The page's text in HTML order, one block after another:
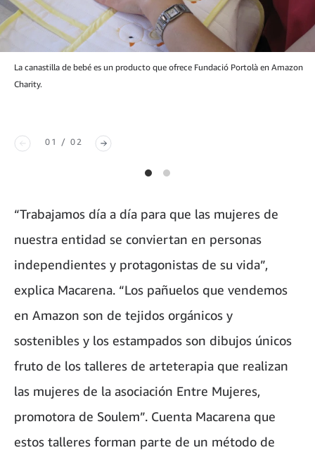
La canastilla de bebé es un producto que ofrece Fundació Portolà en Amazon
Charity.
01 / 02
“Trabajamos día a día para que las mujeres de
nuestra entidad se conviertan en personas
independientes y protagonistas de su vida”,
explica Macarena. “Los pañuelos que vendemos
en Amazon son de tejidos orgánicos y
sostenibles y los estampados son dibujos únicos
fruto de los talleres de arteterapia que realizan
las mujeres de la asociación Entre Mujeres,
promotora de Soulem”. Cuenta Macarena que
estos talleres forman parte de un método de